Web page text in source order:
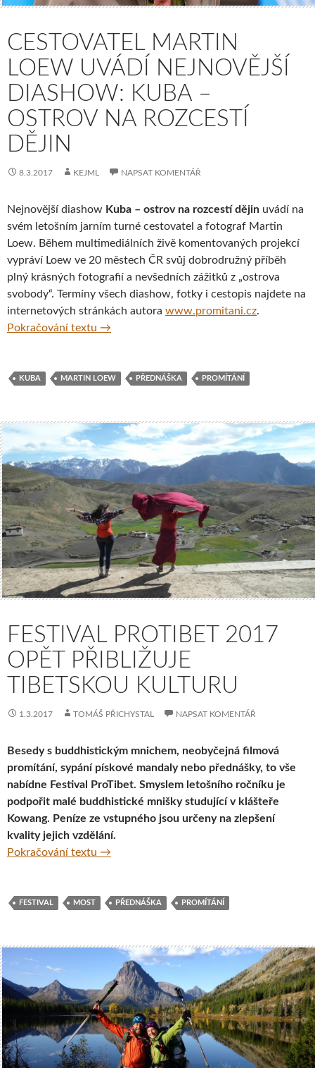
CESTOVATEL MARTIN
LOEW UVÁDÍ NEJNOVĚJŠÍ
DIASHOW: KUBA –
OSTROV NA ROZCESTÍ
DĚJIN
8.3.2017 KEJML NAPSAT KOMENTÁŘ
Nejnovější diashow Kuba – ostrov na rozcestí dějin uvádí na
svém letošním jarním turné cestovatel a fotograf Martin
Loew. Během multimediálních živě komentovaných projekcí
vypráví Loew ve 20 městech ČR svůj dobrodružný příběh
plný krásných fotografií a nevšedních zážitků z „ostrova
svobody“. Termíny všech diashow, fotky i cestopis najdete na
internetových stránkách autora www.promitani.cz.
Pokračování textu Cestovatel Martin Loew uvádí nejnovější
→
KUBA MARTIN LOEW PŘEDNÁŠKA PROMÍTÁNÍ
FESTIVAL PROTIBET 2017
OPĚT PŘIBLIŽUJE
TIBETSKOU KULTURU
1.3.2017 TOMÁŠ PŘICHYSTAL NAPSAT KOMENTÁŘ
Besedy s buddhistickým mnichem, neobyčejná filmová
promítání, sypání pískové mandaly nebo přednášky, to vše
nabídne Festival ProTibet. Smyslem letošního ročníku je
podpořit malé buddhistické mnišky studující v klášteře
Kowang. Peníze ze vstupného jsou určeny na zlepšení
kvality jejich vzdělání.
Pokračování textu Festival ProTibet 2017 opět přibližuje
→
FESTIVAL MOST PŘEDNÁŠKA PROMÍTÁNÍ